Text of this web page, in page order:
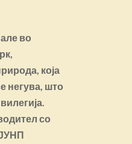
во
која
негува, што
со